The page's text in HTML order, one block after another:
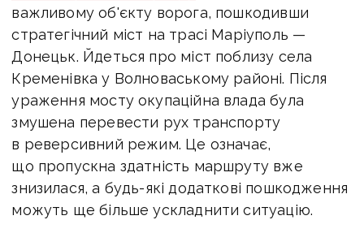
важливому об'єкту ворога, пошкодивши
стратегічний міст на трасі Маріуполь —
Донецьк. Йдеться про міст поблизу села
Кременівка у Волноваському районі. Після
ураження мосту окупаційна влада була
змушена перевести рух транспорту
в реверсивний режим. Це означає,
що пропускна здатність маршруту вже
знизилася, а будь-які додаткові пошкодження
можуть ще більше ускладнити ситуацію.